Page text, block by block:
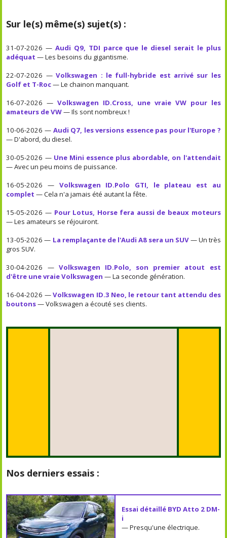
Sur le(s) même(s) sujet(s) :
31-07-2026 —Audi Q9, TDI parce que le diesel serait le plus
adéquat — Les besoins du gigantisme.
22-07-2026 —Volkswagen : le full-hybride est arrivé sur les
Golf et T-Roc— Le chainon manquant.
16-07-2026 —Volkswagen ID.Cross, une vraie VW pour les
amateurs de VW— Ils sont nombreux !
10-06-2026 — Audi Q7, les versions essence pas pour l'Europe ?
— D'abord, du diesel.
30-05-2026 — Une Mini essence plus abordable, on l'attendait
— Avec un peu moins de puissance.
16-05-2026 — Volkswagen ID.Polo GTI, le plateau est au
complet — Cela n'a jamais été autant la fête.
15-05-2026 — Pour Lotus, Horse fera aussi de beaux moteurs
— Les amateurs se réjouiront.
13-05-2026 — La remplaçante de l'Audi A8 sera un SUV— Un très
gros SUV.
30-04-2026 — Volkswagen ID.Polo, son premier atout est
d'être une vraie Volkswagen — La seconde génération.
16-04-2026 —Volkswagen ID.3 Neo, le retour tant attendu des
boutons— Volkswagen a écouté ses clients.
Nos derniers essais :
Essai détaillé BYD Atto 2 DM-
i
— Presqu'une électrique.